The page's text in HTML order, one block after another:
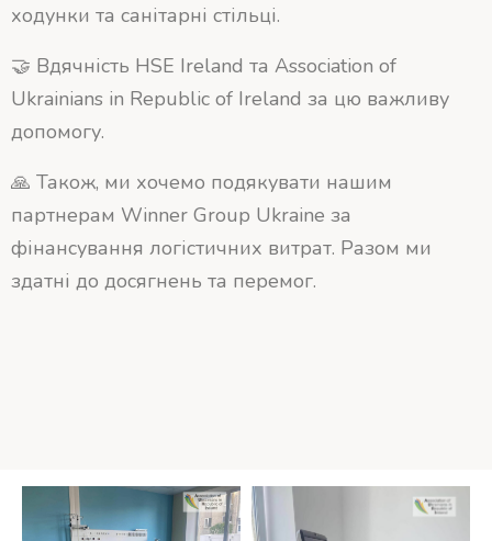
ходунки та санітарні стільці.
🤝 Вдячність HSE Ireland та Association of
Ukrainians in Republic of Ireland за цю важливу
допомогу.
🙏 Також, ми хочемо подякувати нашим
партнерам Winner Group Ukraine за
фінансування логістичних витрат. Разом ми
здатні до досягнень та перемог.